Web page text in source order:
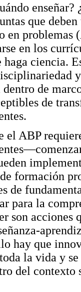
que
en
en los
haga ciencia.
de
de
el ABP
formación
de
para la
son acciones
hay que
la vida y
del contexto